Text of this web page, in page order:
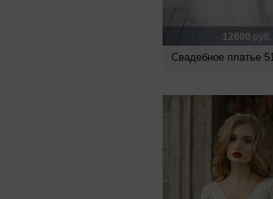
12600 руб.
Свадебное платье